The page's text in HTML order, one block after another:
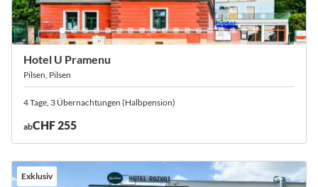
Hotel U Pramenu
Pilsen, Pilsen
4 Tage, 3 Übernachtungen (Halbpension)
abCHF 255
Exklusiv